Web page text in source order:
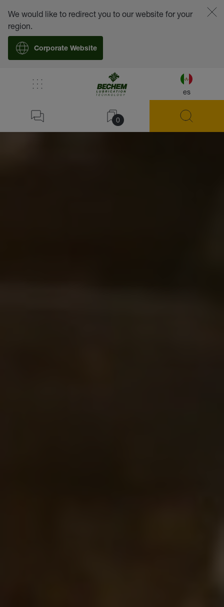
es
0
We would like to redirect you to our website for your
region.
Corporate Website